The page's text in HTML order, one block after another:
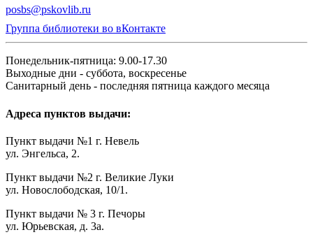
posbs@pskovlib.ru
Группа библиотеки во вКонтакте
Понедельник-пятница: 9.00-17.30
Выходные дни - суббота, воскресенье
Санитарный день - последняя пятница каждого месяца
Адреса пунктов выдачи:
Пункт выдачи №1 г. Невель
ул. Энгельса, 2.
Пункт выдачи №2 г. Великие Луки
ул. Новослободская, 10/1.
Пункт выдачи № 3 г. Печоры
ул. Юрьевская, д. 3а.